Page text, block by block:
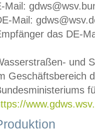
Mail:
Mail:
das DE-
und
Geschäftsbereich